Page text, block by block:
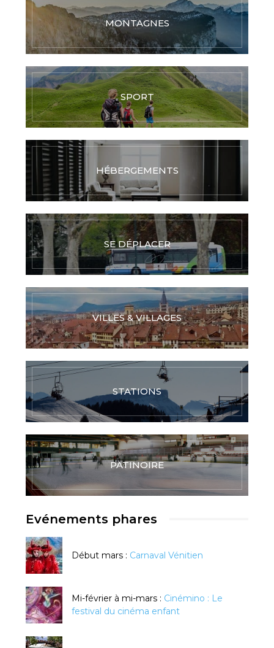
MONTAGNES
SPORT
HÉBERGEMENTS
SE DÉPLACER
VILLES & VILLAGES
STATIONS
PATINOIRE
Evénements phares
Début mars : Carnaval Vénitien
Mi-février à mi-mars : Cinémino : Le
festival du cinéma enfant